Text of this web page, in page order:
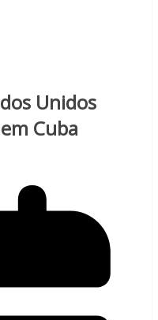
Unidos
Cuba